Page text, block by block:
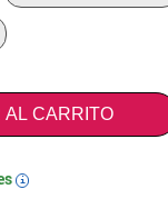
AL CARRITO
i